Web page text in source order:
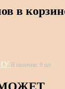
в
В наличии: 0 шт.